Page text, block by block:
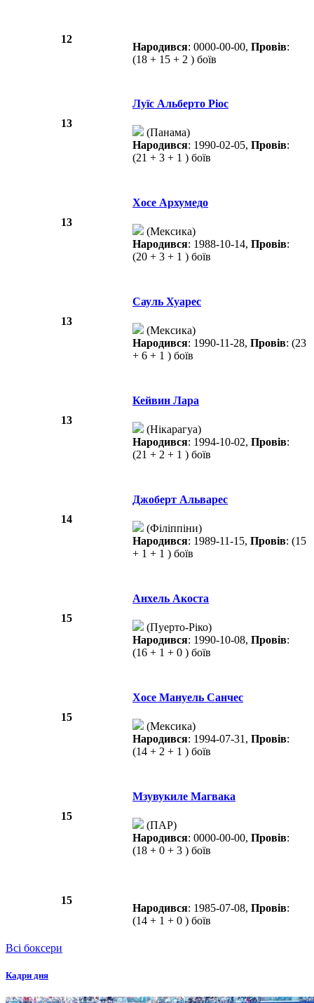
12
Народився: 0000-00-00, Провів:
(18 + 15 + 2 ) боїв
13
Луїс Альберто Ріос
(Панама)
Народився: 1990-02-05, Провів:
(21 + 3 + 1 ) боїв
13
Хосе Архумедо
(Мексика)
Народився: 1988-10-14, Провів:
(20 + 3 + 1 ) боїв
13
Сауль Хуарес
(Мексика)
Народився: 1990-11-28, Провів: (23
+ 6 + 1 ) боїв
13
Кейвин Лара
(Нікарагуа)
Народився: 1994-10-02, Провів:
(21 + 2 + 1 ) боїв
14
Джоберт Альварес
(Філіппіни)
Народився: 1989-11-15, Провів: (15
+ 1 + 1 ) боїв
15
Анхель Акоста
(Пуерто-Ріко)
Народився: 1990-10-08, Провів:
(16 + 1 + 0 ) боїв
15
Хосе Мануель Санчес
(Мексика)
Народився: 1994-07-31, Провів:
(14 + 2 + 1 ) боїв
15
Мзувукиле Магвака
(ПАР)
Народився: 0000-00-00, Провів:
(18 + 0 + 3 ) боїв
15
Народився: 1985-07-08, Провів:
(14 + 1 + 0 ) боїв
Всі боксери
Кадри дня